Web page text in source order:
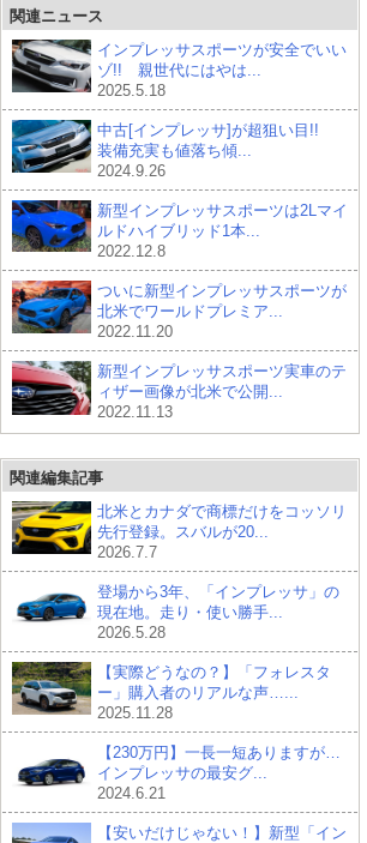
関連ニュース
インプレッサスポーツが安全でいい
ゾ!! 親世代にはやは...
2025.5.18
中古[インプレッサ]が超狙い目!!
装備充実も値落ち傾...
2024.9.26
新型インプレッサスポーツは2Lマイ
ルドハイブリッド1本...
2022.12.8
ついに新型インプレッサスポーツが
北米でワールドプレミア...
2022.11.20
新型インプレッサスポーツ実車のテ
ィザー画像が北米で公開...
2022.11.13
関連編集記事
北米とカナダで商標だけをコッソリ
先行登録。スバルが20...
2026.7.7
登場から3年、「インプレッサ」の
現在地。走り・使い勝手...
2026.5.28
【実際どうなの？】「フォレスタ
ー」購入者のリアルな声…...
2025.11.28
【230万円】一長一短ありますが…
インプレッサの最安グ...
2024.6.21
【安いだけじゃない！】新型「イン